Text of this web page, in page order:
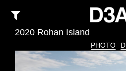
2020 Rohan Island
PHOTO